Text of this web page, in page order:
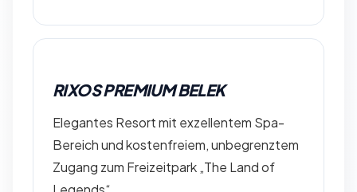
RIXOS PREMIUM BELEK
Elegantes Resort mit exzellentem Spa-
Bereich und kostenfreiem, unbegrenztem
Zugang zum Freizeitpark „The Land of